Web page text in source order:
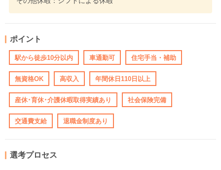
ポイント
駅から徒歩10分以内 車通勤可 住宅手当・補助
無資格OK 高収入 年間休日110日以上
産休･育休･介護休暇取得実績あり 社会保険完備
交通費支給 退職金制度あり
選考プロセス